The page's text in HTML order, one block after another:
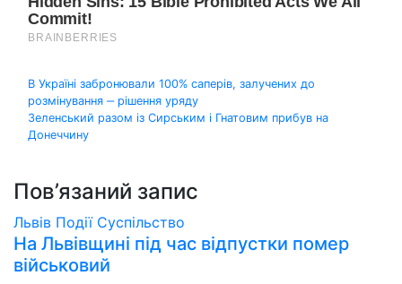
Навігація
записів
В Україні забронювали 100% саперів, залучених до
розмінування ‒ рішення уряду
Зеленський разом із Сирським і Гнатовим прибув на
Донеччину
Пов’язаний запис
Львів Події Суспільство
На Львівщині під час відпустки помер
військовий